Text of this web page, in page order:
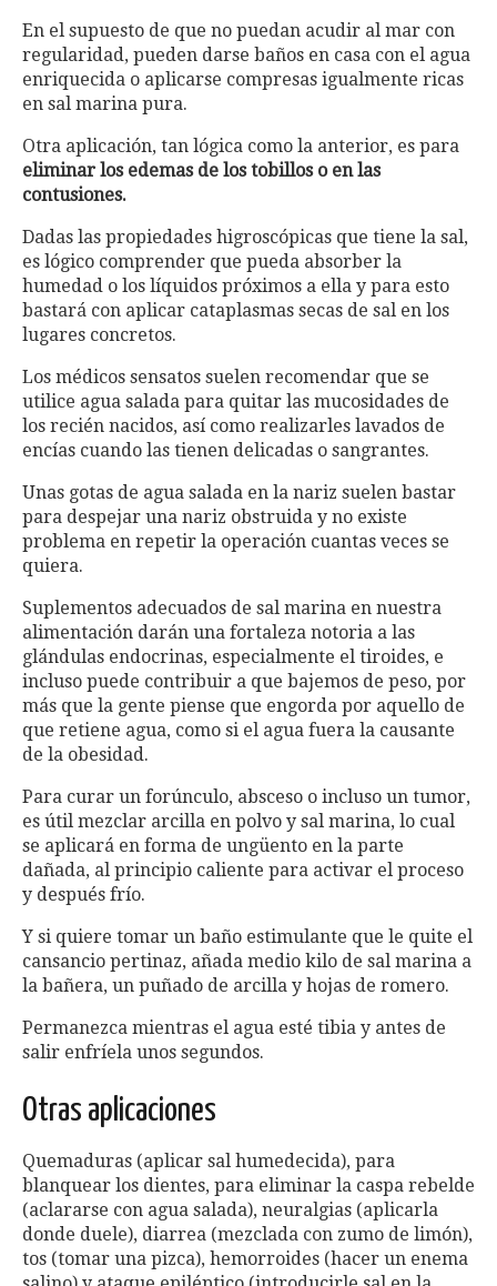
En el supuesto de que no puedan acudir al mar con
regularidad, pueden darse baños en casa con el agua
enriquecida o aplicarse compresas igualmente ricas
en sal marina pura.
Otra aplicación, tan lógica como la anterior, es para
eliminar los edemas de los tobillos o en las
contusiones.
Dadas las propiedades higroscópicas que tiene la sal,
es lógico comprender que pueda absorber la
humedad o los líquidos próximos a ella y para esto
bastará con aplicar cataplasmas secas de sal en los
lugares concretos.
Los médicos sensatos suelen recomendar que se
utilice agua salada para quitar las mucosidades de
los recién nacidos, así como realizarles lavados de
encías cuando las tienen delicadas o sangrantes.
Unas gotas de agua salada en la nariz suelen bastar
para despejar una nariz obstruida y no existe
problema en repetir la operación cuantas veces se
quiera.
Suplementos adecuados de sal marina en nuestra
alimentación darán una fortaleza notoria a las
glándulas endocrinas, especialmente el tiroides, e
incluso puede contribuir a que bajemos de peso, por
más que la gente piense que engorda por aquello de
que retiene agua, como si el agua fuera la causante
de la obesidad.
Para curar un forúnculo, absceso o incluso un tumor,
es útil mezclar arcilla en polvo y sal marina, lo cual
se aplicará en forma de ungüento en la parte
dañada, al principio caliente para activar el proceso
y después frío.
Y si quiere tomar un baño estimulante que le quite el
cansancio pertinaz, añada medio kilo de sal marina a
la bañera, un puñado de arcilla y hojas de romero.
Permanezca mientras el agua esté tibia y antes de
salir enfríela unos segundos.
Otras aplicaciones
Quemaduras (aplicar sal humedecida), para
blanquear los dientes, para eliminar la caspa rebelde
(aclararse con agua salada), neuralgias (aplicarla
donde duele), diarrea (mezclada con zumo de limón),
tos (tomar una pizca), hemorroides (hacer un enema